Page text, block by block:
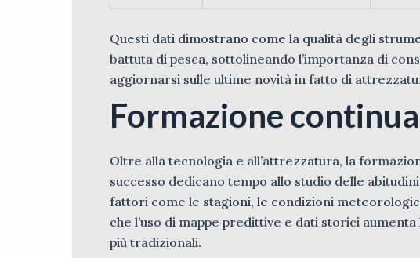
Questi dati dimostrano come la qualità degli
battuta di pesca, sottolineando l’importanza di
aggiornarsi sulle ultime novità in fatto di
Formazione
Oltre alla tecnologia e all’attrezzatura, la
successo dedicano tempo allo studio delle
fattori come le stagioni, le condizioni
che l’uso di mappe predittive e dati storici
più tradizionali.